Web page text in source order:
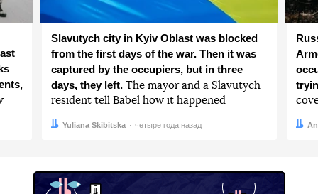
Slavutych city in Kyiv Oblast was blocked
from the first days of the war. Then it was
captured by the occupiers, but in three
days, they left. The mayor and a Slavutych
resident tell Babel how it happened
Автор:
Yuliana Skibitska
Дата: четыре года назад Дата: